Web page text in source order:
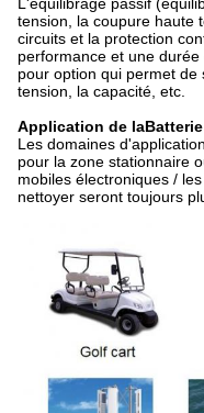
tension, la coupure haute
circuits et la protection
performance et une
pour option qui permet
tension, la capacité, etc.
Application de la
Les domaines
pour la zone stationnaire
mobiles électroniques /
nettoyer seront toujours